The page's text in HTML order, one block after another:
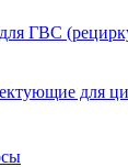
ГВС
для